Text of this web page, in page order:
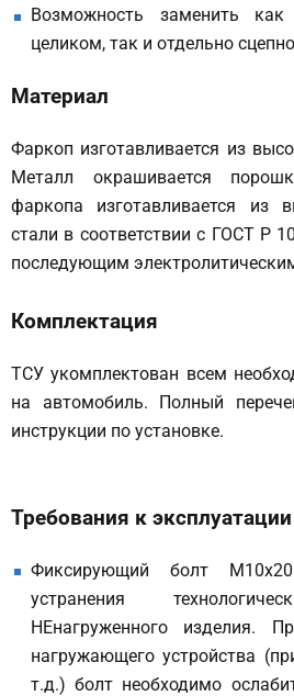
Возможность заменить
целиком, так и отдельно
Материал
Фаркоп изготавливается из
Металл окрашивается
фаркопа изготавливается из
стали в соответствии с ГОСТ Р
последующим
Комплектация
ТСУ укомплектован всем
на автомобиль. Полный
инструкции по установке.
Требования к
Фиксирующий болт
устранения
НЕнагруженного изделия.
нагружающего устройства
т.д.) болт необходимо